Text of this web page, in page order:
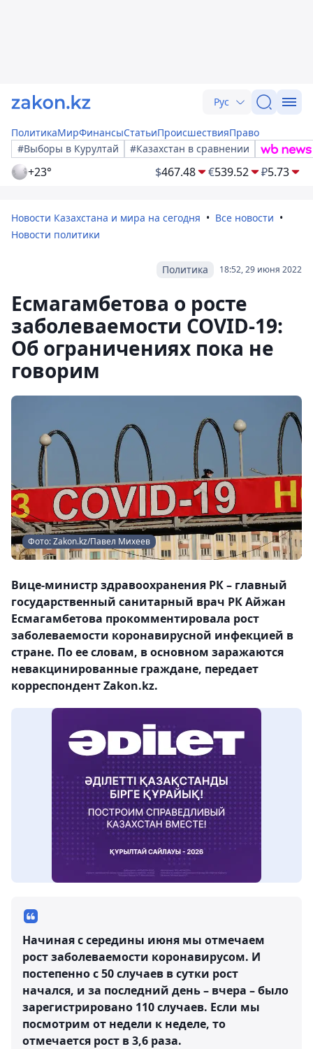
Рус
ПолитикаМирФинансыСтатьиПроисшествияПраво
#Выборы в Курултай
#Казахстан в сравнении
+23° $467.48 €539.52 ₽5.73
Новости Казахстана и мира на сегодня
Все новости
Новости политики
18:52, 29 июня 2022
Политика
Есмагамбетова о росте
заболеваемости COVID-19:
Об ограничениях пока не
говорим
Фото: Zakon.kz/Павел Михеев
Вице-министр здравоохранения РК – главный
государственный санитарный врач РК Айжан
Есмагамбетова прокомментировала рост
заболеваемости коронавирусной инфекцией в
стране. По ее словам, в основном заражаются
невакцинированные граждане, передает
корреспондент Zakon.kz.
Начиная с середины июня мы отмечаем
рост заболеваемости коронавирусом. И
постепенно с 50 случаев в сутки рост
начался, и за последний день – вчера – было
зарегистрировано 110 случаев. Если мы
посмотрим от недели к неделе, то
отмечается рост в 3,6 раза.